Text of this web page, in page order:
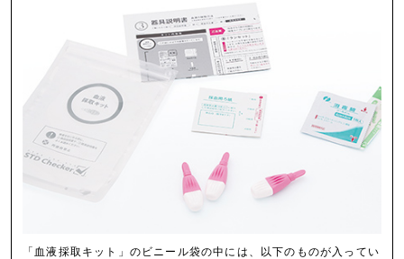
「血液採取キット」のビニール袋の中には、以下のものが入ってい